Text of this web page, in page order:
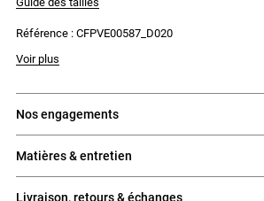
- 2 poches côtés
Référence : CFPVE00587_D020
La mannequin mesure 1m79 et porte une taille T36
Voir plus
nos engagements
matières & entretien
livraison, retours & échanges